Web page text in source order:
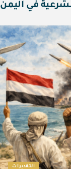
في اليمن
التقديرات